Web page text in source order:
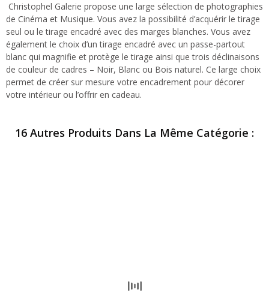
Christophel Galerie propose une large sélection de photographies
de Cinéma et Musique. Vous avez la possibilité d’acquérir le tirage
seul ou le tirage encadré avec des marges blanches. Vous avez
également le choix d’un tirage encadré avec un passe-partout
blanc qui magnifie et protège le tirage ainsi que trois déclinaisons
de couleur de cadres – Noir, Blanc ou Bois naturel. Ce large choix
permet de créer sur mesure votre encadrement pour décorer
votre intérieur ou l’offrir en cadeau.
16 Autres Produits Dans La Même Catégorie :